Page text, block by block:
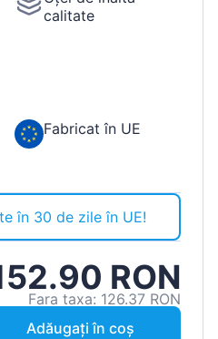
calitate
Fabricat în UE
în 30 de zile în UE!
RON
Fara taxa: 126.37 RON
Adăugați în coș